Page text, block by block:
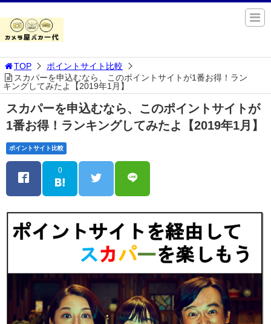
TOP
ポイントサイト比較
スカパーを申込むなら、このポイントサイトが1番お得！ラン
キングしてみたよ【2019年1月】
スカパーを申込むなら、このポイントサイトが
1番お得！ランキングしてみたよ【2019年1月】
ポイントサイト比較
0